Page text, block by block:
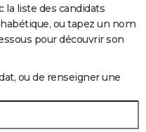
la liste des candidats
ou tapez un nom
pour découvrir son
ou de renseigner une